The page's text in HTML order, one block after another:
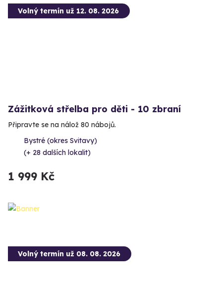
Volný termín už 12. 08. 2026
Zážitková střelba pro děti - 10 zbraní
Připravte se na nálož 80 nábojů.
Bystré (okres Svitavy)
(+ 28 dalších lokalit)
1 999 Kč
Volný termín už 08. 08. 2026